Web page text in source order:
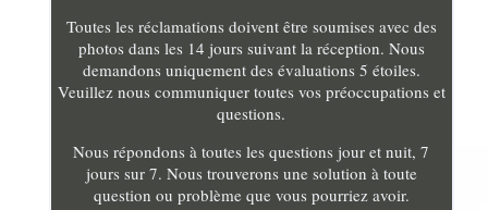
Toutes les réclamations doivent être soumises avec des
photos dans les 14 jours suivant la réception. Nous
demandons uniquement des évaluations 5 étoiles.
Veuillez nous communiquer toutes vos préoccupations et
questions.
Nous répondons à toutes les questions jour et nuit, 7
jours sur 7. Nous trouverons une solution à toute
question ou problème que vous pourriez avoir.